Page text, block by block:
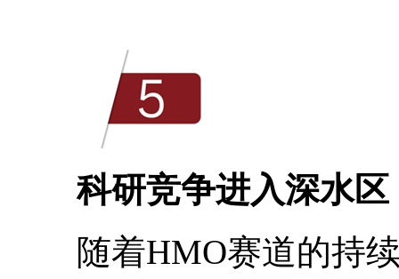
科研竞争进入深水
随着HMO赛道的持续